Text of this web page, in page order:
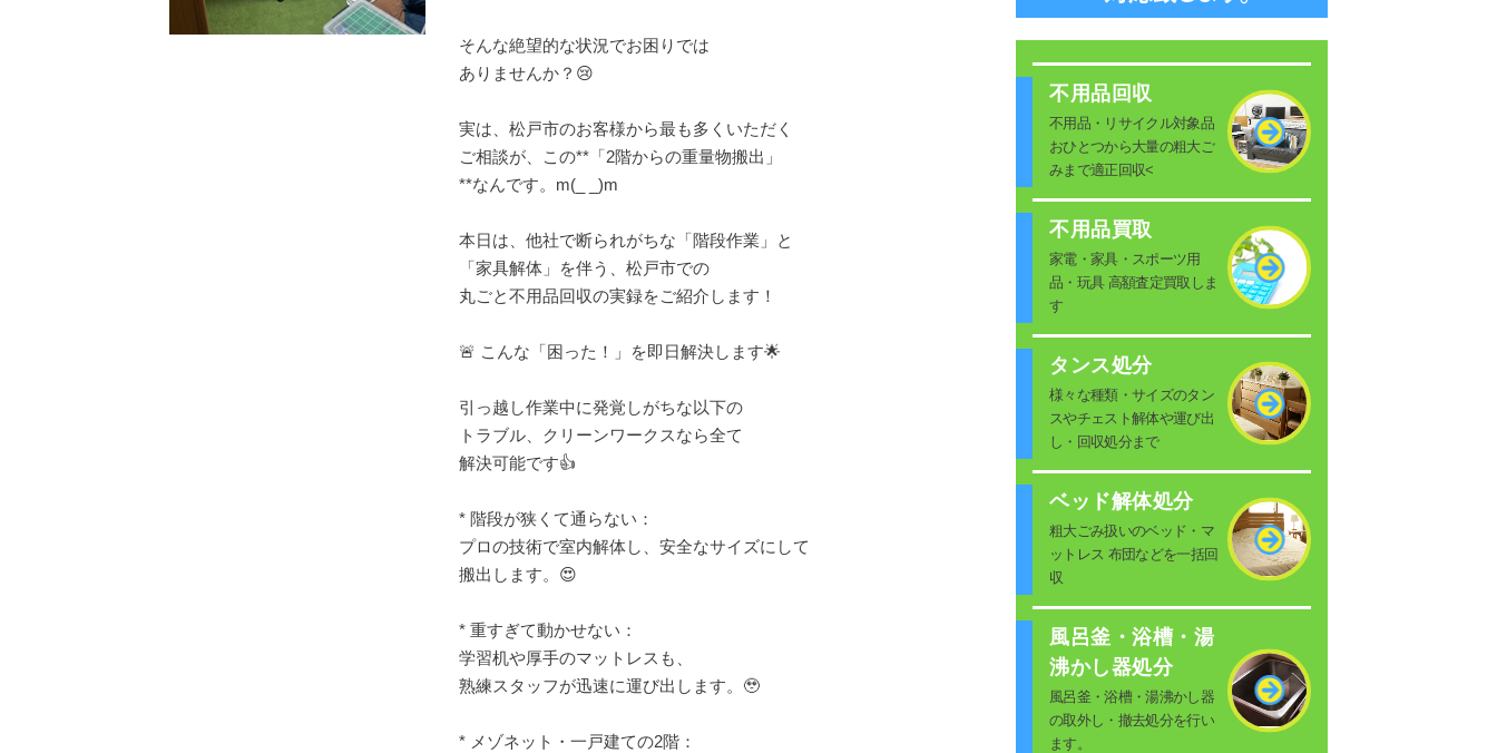
そんな絶望的な状況でお困りでは
ありませんか？😢
実は、松戸市のお客様から最も多くいただく
ご相談が、この**「2階からの重量物搬出」
**なんです。m(_ _)m
本日は、他社で断られがちな「階段作業」と
「家具解体」を伴う、松戸市での
丸ごと不用品回収の実録をご紹介します！
🚨 こんな「困った！」を即日解決します🌟
引っ越し作業中に発覚しがちな以下の
トラブル、クリーンワークスなら全て
解決可能です👍
* 階段が狭くて通らない：
プロの技術で室内解体し、安全なサイズにして
搬出します。😍
* 重すぎて動かせない：
学習机や厚手のマットレスも、
熟練スタッフが迅速に運び出します。🥹
* メゾネット・一戸建ての2階：
不用品回収
不用品・リサイクル対象品
おひとつから大量の粗大ご
みまで適正回収<
不用品買取
家電・家具・スポーツ用
品・玩具 高額査定買取しま
す
タンス処分
様々な種類・サイズのタン
スやチェスト解体や運び出
し・回収処分まで
ベッド解体処分
粗大ごみ扱いのベッド・マ
ットレス 布団などを一括回
収
風呂釜・浴槽・湯
沸かし器処分
風呂釜・浴槽・湯沸かし器
の取外し・撤去処分を行い
ます。